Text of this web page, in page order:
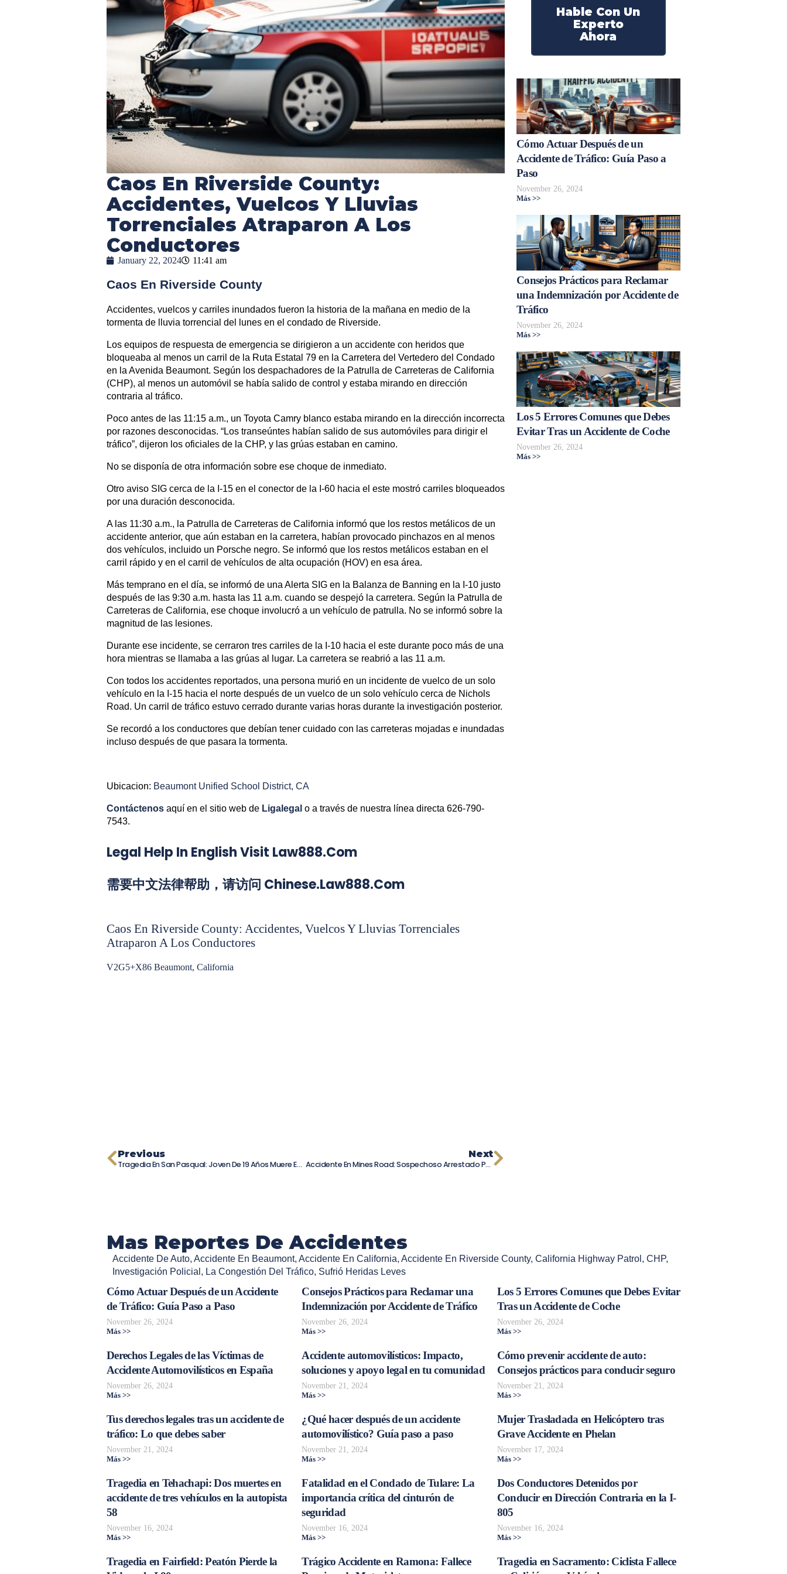
Caos En Riverside County:
Accidentes, Vuelcos Y Lluvias
Torrenciales Atraparon A Los
Conductores
January 22, 2024 11:41 am
Caos En Riverside County
Accidentes, vuelcos y carriles inundados fueron la historia de la mañana en medio de la
tormenta de lluvia torrencial del lunes en el condado de Riverside.
Los equipos de respuesta de emergencia se dirigieron a un accidente con heridos que
bloqueaba al menos un carril de la Ruta Estatal 79 en la Carretera del Vertedero del Condado
en la Avenida Beaumont. Según los despachadores de la Patrulla de Carreteras de California
(CHP), al menos un automóvil se había salido de control y estaba mirando en dirección
contraria al tráfico.
Poco antes de las 11:15 a.m., un Toyota Camry blanco estaba mirando en la dirección incorrecta
por razones desconocidas. “Los transeúntes habían salido de sus automóviles para dirigir el
tráfico”, dijeron los oficiales de la CHP, y las grúas estaban en camino.
No se disponía de otra información sobre ese choque de inmediato.
Otro aviso SIG cerca de la I-15 en el conector de la I-60 hacia el este mostró carriles bloqueados
por una duración desconocida.
A las 11:30 a.m., la Patrulla de Carreteras de California informó que los restos metálicos de un
accidente anterior, que aún estaban en la carretera, habían provocado pinchazos en al menos
dos vehículos, incluido un Porsche negro. Se informó que los restos metálicos estaban en el
carril rápido y en el carril de vehículos de alta ocupación (HOV) en esa área.
Más temprano en el día, se informó de una Alerta SIG en la Balanza de Banning en la I-10 justo
después de las 9:30 a.m. hasta las 11 a.m. cuando se despejó la carretera. Según la Patrulla de
Carreteras de California, ese choque involucró a un vehículo de patrulla. No se informó sobre la
magnitud de las lesiones.
Durante ese incidente, se cerraron tres carriles de la I-10 hacia el este durante poco más de una
hora mientras se llamaba a las grúas al lugar. La carretera se reabrió a las 11 a.m.
Con todos los accidentes reportados, una persona murió en un incidente de vuelco de un solo
vehículo en la I-15 hacia el norte después de un vuelco de un solo vehículo cerca de Nichols
Road. Un carril de tráfico estuvo cerrado durante varias horas durante la investigación posterior.
Se recordó a los conductores que debían tener cuidado con las carreteras mojadas e inundadas
incluso después de que pasara la tormenta.
Ubicacion: Beaumont Unified School District, CA
Contáctenos aquí en el sitio web de Ligalegal o a través de nuestra línea directa 626-790-
7543.
Legal Help In English Visit Law888.com
需要中文法律帮助，请访问 Chinese.law888.com
Caos En Riverside County: Accidentes, Vuelcos Y Lluvias Torrenciales
Atraparon A Los Conductores
V2G5+X86 Beaumont, California
Previous
Tragedia En San Pasqual: Joven De 19 Años Muere En Impactante Choque De Vehículos
Next
Accidente En Mines Road: Sospechoso Arrestado Por Conducir Bajo Los Efectos Del Alcohol
Hable Con Un
Experto
Ahora
Cómo Actuar Después de un
Accidente de Tráfico: Guía Paso a
Paso
November 26, 2024
Más >>
Consejos Prácticos para Reclamar
una Indemnización por Accidente de
Tráfico
November 26, 2024
Más >>
Los 5 Errores Comunes que Debes
Evitar Tras un Accidente de Coche
November 26, 2024
Más >>
Mas Reportes De Accidentes
Accidente De Auto, Accidente En Beaumont, Accidente En California, Accidente En Riverside County, California Highway Patrol , CHP,
Investigación Policial , La Congestión Del Tráfico, Sufrió Heridas Leves
Cómo Actuar Después de un Accidente
de Tráfico: Guía Paso a Paso
November 26, 2024
Más >>
Consejos Prácticos para Reclamar una
Indemnización por Accidente de Tráfico
November 26, 2024
Más >>
Los 5 Errores Comunes que Debes Evitar
Tras un Accidente de Coche
November 26, 2024
Más >>
Derechos Legales de las Víctimas de
Accidente Automovilísticos en España
November 26, 2024
Más >>
Accidente automovilísticos: Impacto,
soluciones y apoyo legal en tu comunidad
November 21, 2024
Más >>
Cómo prevenir accidente de auto:
Consejos prácticos para conducir seguro
November 21, 2024
Más >>
Tus derechos legales tras un accidente de
tráfico: Lo que debes saber
November 21, 2024
Más >>
¿Qué hacer después de un accidente
automovilístico? Guía paso a paso
November 21, 2024
Más >>
Mujer Trasladada en Helicóptero tras
Grave Accidente en Phelan
November 17, 2024
Más >>
Tragedia en Tehachapi: Dos muertes en
accidente de tres vehículos en la autopista
58
November 16, 2024
Más >>
Fatalidad en el Condado de Tulare: La
importancia crítica del cinturón de
seguridad
November 16, 2024
Más >>
Dos Conductores Detenidos por
Conducir en Dirección Contraria en la I-
805
November 16, 2024
Más >>
Tragedia en Fairfield: Peatón Pierde la
Trágico Accidente en Ramona: Fallece
Tragedia en Sacramento: Ciclista Fallece